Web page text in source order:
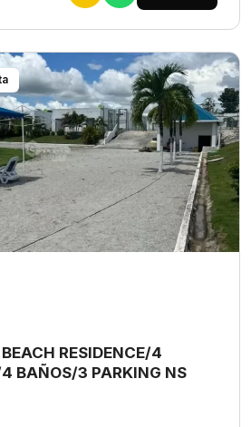
RESIDENCE/4
BAÑOS/3 PARKING NS